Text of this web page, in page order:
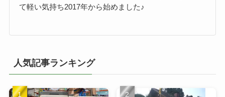
て軽い気持ち2017年から始めました♪
人気記事ランキング